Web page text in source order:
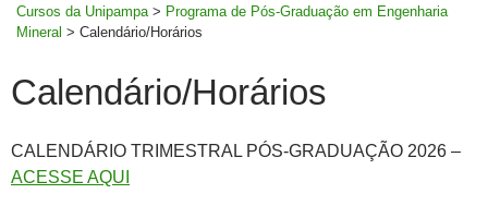
Cursos da Unipampa > Programa de Pós-Graduação em Engenharia
Mineral > Calendário/Horários
Calendário/Horários
CALENDÁRIO TRIMESTRAL PÓS-GRADUAÇÃO 2026 –
ACESSE AQUI